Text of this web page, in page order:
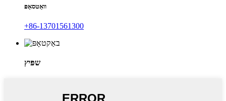
וואַטסאַפּ
+86-13701561300
שפּיץ